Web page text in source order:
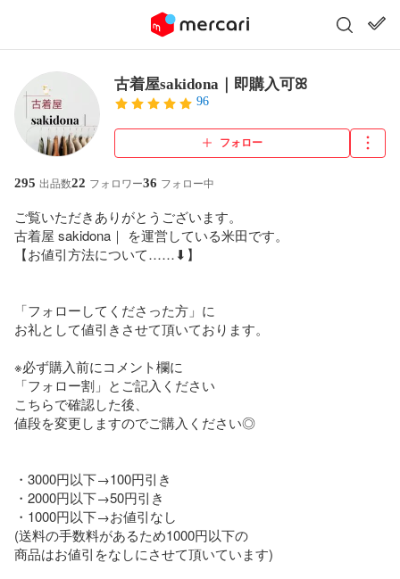
古着屋sakidona︎｜即購入可ꕤ
96
フォロー
295 出品数22 フォロワー36 フォロー中
ご覧いただきありがとうございます。
古着屋 sakidona｜ を運営している米田です。
【お値引方法について……⬇】
「フォローしてくださった方」に
お礼として値引きさせて頂いております。
※必ず購入前にコメント欄に
「フォロー割」とご記入ください
こちらで確認した後、
値段を変更しますのでご購入ください◎
・3000円以下→100円引き
・2000円以下→50円引き
・1000円以下→お値引なし
(送料の手数料があるため1000円以下の
商品はお値引をなしにさせて頂いています)